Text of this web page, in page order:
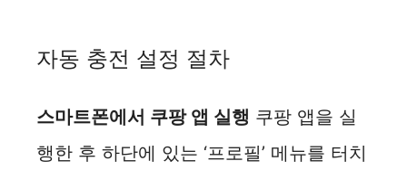
자동 충전 설정 절차
스마트폰에서 쿠팡 앱 실행 쿠팡 앱을 실
행한 후 하단에 있는 ‘프로필’ 메뉴를 터치